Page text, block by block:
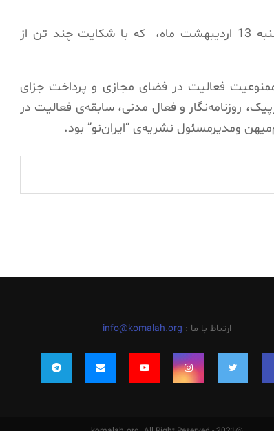
که با شکایت چند تن از
فعالیت در فضای مجازی و پرداخت جزای
روزنامه‌نگار و فعال مدنی، سابقه‌ی فعالیت در
ومدیرمسئول نشریه‌ی “ایران‌نو” بود.
ارتباط با ما : info@komalah.org